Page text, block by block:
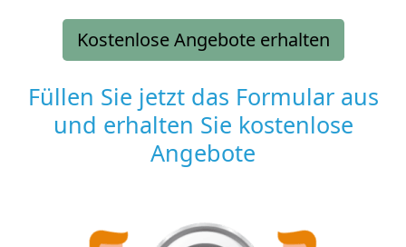
Kostenlose Angebote erhalten
Füllen Sie jetzt das Formular aus
und erhalten Sie kostenlose
Angebote